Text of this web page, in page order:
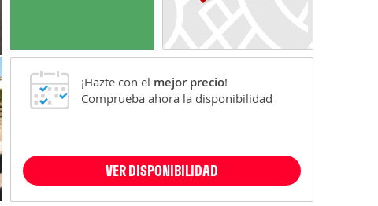
¡Hazte con el mejor precio!
Comprueba ahora la disponibilidad
VER DISPONIBILIDAD